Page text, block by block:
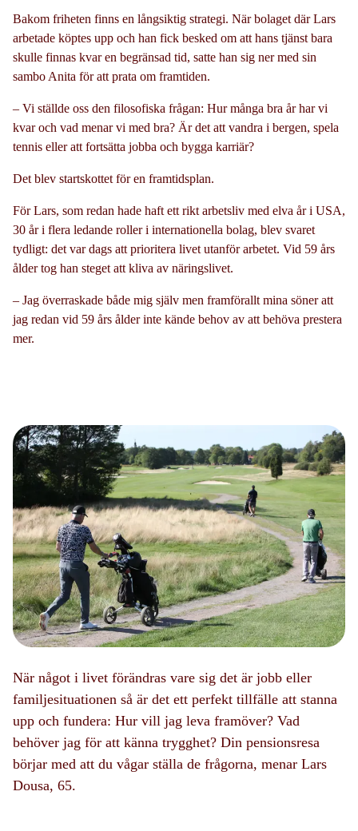
Bakom friheten finns en långsiktig strategi. När bolaget där Lars
arbetade köptes upp och han fick besked om att hans tjänst bara
skulle finnas kvar en begränsad tid, satte han sig ner med sin
sambo Anita för att prata om framtiden.
– Vi ställde oss den filosofiska frågan: Hur många bra år har vi
kvar och vad menar vi med bra? Är det att vandra i bergen, spela
tennis eller att fortsätta jobba och bygga karriär?
Det blev startskottet för en framtidsplan.
För Lars, som redan hade haft ett rikt arbetsliv med elva år i USA,
30 år i flera ledande roller i internationella bolag, blev svaret
tydligt: det var dags att prioritera livet utanför arbetet. Vid 59 års
ålder tog han steget att kliva av näringslivet.
– Jag överraskade både mig själv men framförallt mina söner att
jag redan vid 59 års ålder inte kände behov av att behöva prestera
mer.
När något i livet förändras vare sig det är jobb eller
familjesituationen så är det ett perfekt tillfälle att stanna
upp och fundera: Hur vill jag leva framöver? Vad
behöver jag för att känna trygghet? Din pensionsresa
börjar med att du vågar ställa de frågorna, menar Lars
Dousa, 65.